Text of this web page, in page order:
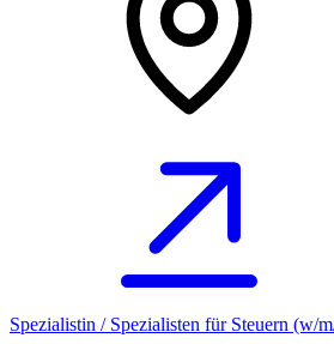
Spezialistin / Spezialisten für Steuern (w/